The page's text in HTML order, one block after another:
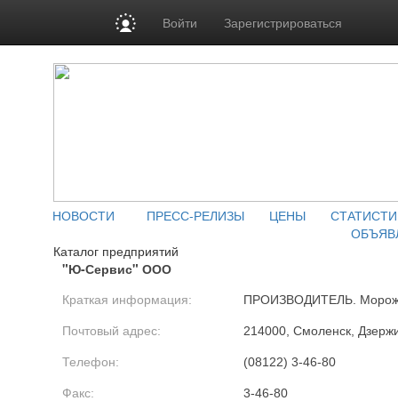
Войти Зарегистрироваться
НОВОСТИ ПРЕСС-РЕЛИЗЫ ЦЕНЫ
Каталог предприятий
"Ю-Сервис" ООО
Краткая информация: ПРОИЗВОДИТЕЛЬ.
Почтовый адрес: 214000, Смоленск,
Телефон: (08122) 3-46-80
Факс: 3-46-80